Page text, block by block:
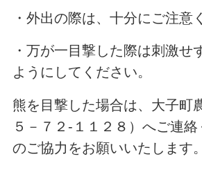
・外出の際は、十分にご注意
・万が一目撃した際は刺激せ
ようにしてください。
熊を目撃した場合は、大子町
５－７２-１１２８）へご連
のご協力をお願いいたします。